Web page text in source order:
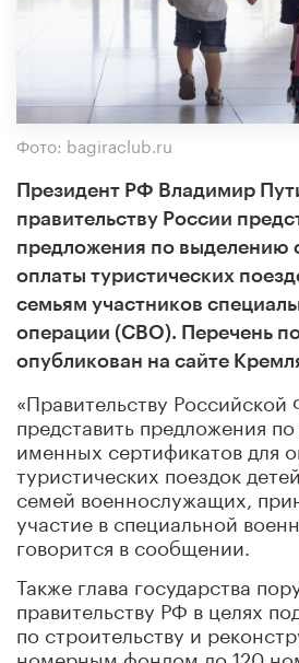
Фото: bagiraclub.ru
Президент РФ Владимир
правительству России
предложения по выделению
оплаты туристических
семьям участников
операции (СВО). Перечень
опубликован на сайте
«Правительству
представить предложения
именных сертификатов для
туристических поездок
семей военнослужащих,
участие в специальной
говорится в сообщении.
Также глава государства
правительству РФ в целях
по строительству и
номерным фондом до 120